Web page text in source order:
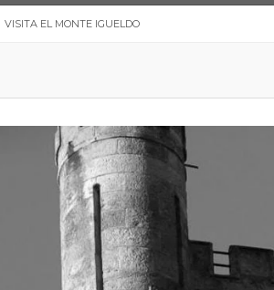
VISITA EL MONTE IGUELDO